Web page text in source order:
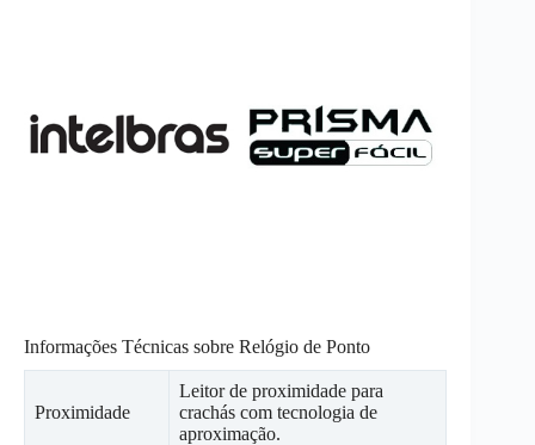
Informações Técnicas sobre Relógio de Ponto
Proximidade
Leitor de proximidade para
crachás com tecnologia de
aproximação.